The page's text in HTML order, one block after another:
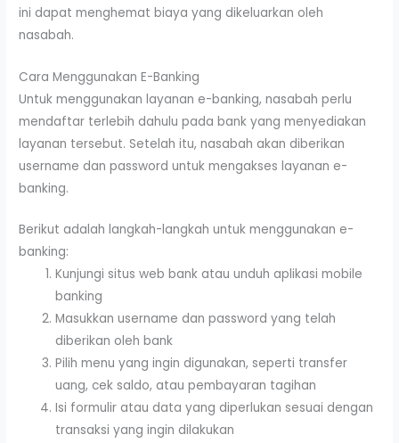
ini dapat menghemat biaya yang dikeluarkan oleh
nasabah.
Cara Menggunakan E-Banking
Untuk menggunakan layanan e-banking, nasabah perlu
mendaftar terlebih dahulu pada bank yang menyediakan
layanan tersebut. Setelah itu, nasabah akan diberikan
username dan password untuk mengakses layanan e-
banking.
Berikut adalah langkah-langkah untuk menggunakan e-
banking:
Kunjungi situs web bank atau unduh aplikasi mobile
banking
Masukkan username dan password yang telah
diberikan oleh bank
Pilih menu yang ingin digunakan, seperti transfer
uang, cek saldo, atau pembayaran tagihan
Isi formulir atau data yang diperlukan sesuai dengan
transaksi yang ingin dilakukan